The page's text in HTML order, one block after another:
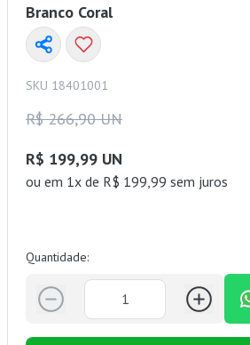
Branco Coral
SKU 18401001
R$ 266,90 UN
R$ 199,99 UN
ou em 1x de R$ 199,99 sem juros
Quantidade: